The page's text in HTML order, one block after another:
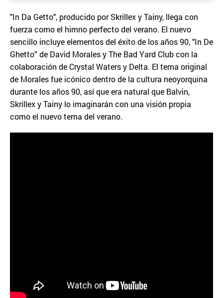
"In Da Getto", producido por Skrillex y Tainy, llega con
fuerza como el himno perfecto del verano. El nuevo
sencillo incluye elementos del éxito de los años 90, "In De
Ghetto” de David Morales y The Bad Yard Club con la
colaboración de Crystal Waters y Delta. El tema original
de Morales fue icónico dentro de la cultura neoyorquina
durante los años 90, así que era natural que Balvin,
Skrillex y Tainy lo imaginarán con una visión propia
como el nuevo tema del verano.